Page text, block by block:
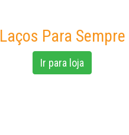
Laços Para Sempre
Ir para loja